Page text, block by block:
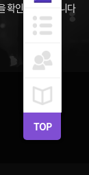
TOP
확인할 수 있습니다